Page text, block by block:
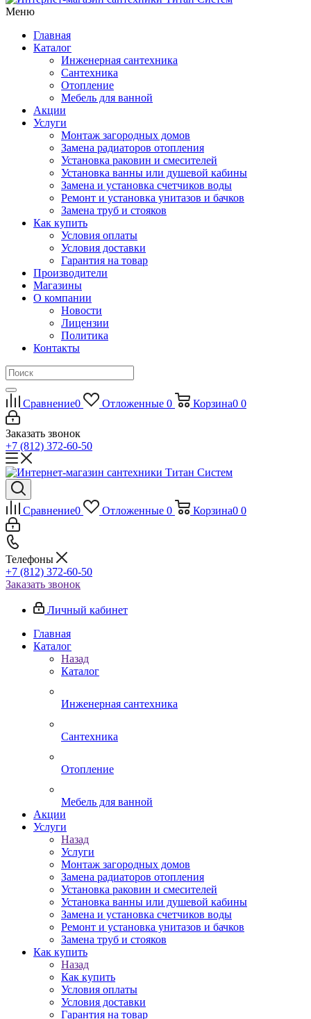
Меню
Главная
Каталог
Инженерная сантехника
Сантехника
Отопление
Мебель для ванной
Акции
Услуги
Монтаж загородных домов
Замена радиаторов отопления
Установка раковин и смесителей
Установка ванны или душевой кабины
Замена и установка счетчиков воды
Ремонт и установка унитазов и бачков
Замена труб и стояков
Как купить
Условия оплаты
Условия доставки
Гарантия на товар
Производители
Магазины
О компании
Новости
Лицензии
Политика
Контакты
Сравнение0 Отложенные 0 Корзина0 0
Заказать звонок
+7 (812) 372-60-50
Сравнение0 Отложенные 0 Корзина0 0
Телефоны
+7 (812) 372-60-50
Заказать звонок
Личный кабинет
Главная
Каталог
Назад
Каталог
Инженерная сантехника
Сантехника
Отопление
Мебель для ванной
Акции
Услуги
Назад
Услуги
Монтаж загородных домов
Замена радиаторов отопления
Установка раковин и смесителей
Установка ванны или душевой кабины
Замена и установка счетчиков воды
Ремонт и установка унитазов и бачков
Замена труб и стояков
Как купить
Назад
Как купить
Условия оплаты
Условия доставки
Гарантия на товар